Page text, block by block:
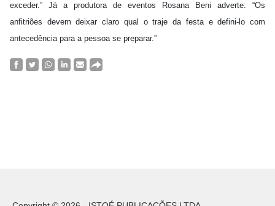
exceder.” Já a produtora de eventos Rosana Beni adverte: “Os
anfitriões devem deixar claro qual o traje da festa e defini-lo com
antecedência para a pessoa se preparar.”